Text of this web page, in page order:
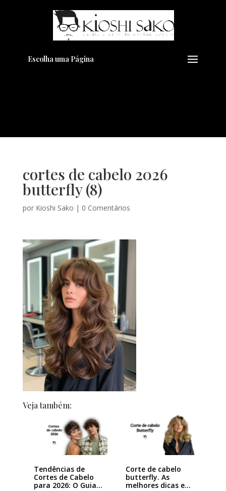
Escolha uma Página
cortes de cabelo 2026
butterfly (8)
por Kioshi Sako | 0 Comentários
Veja também:
Tendências de
Cortes de Cabelo
para 2026: O Guia…
Corte de cabelo
butterfly. As
melhores dicas e
Pensando em transformar seu
Visual??